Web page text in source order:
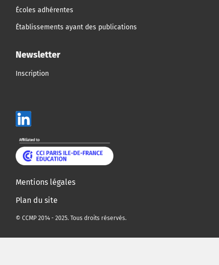
Écoles adhérentes
Établissements ayant des publications
Newsletter
Inscription
Mentions légales
Plan du site
© CCMP 2014 - 2025. Tous droits réservés.